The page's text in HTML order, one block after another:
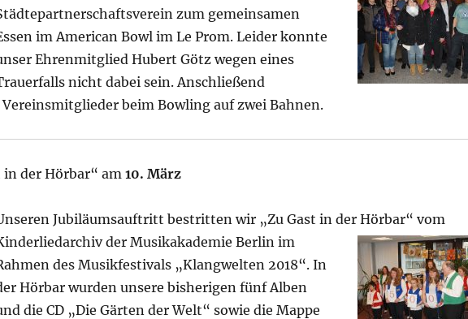
zum gemeinsamen
im American Bowl im Le Prom. Leider konnte
Ehrenmitglied Hubert Götz wegen eines
nicht dabei sein. Anschließend
beim Bowling auf zwei Bahnen.
in der Hörbar“ am10. März
Jubiläumsauftritt bestritten wir „Zu Gast in der Hörbar“vom
der Musikakademie Berlin im
des Musikfestivals „Klangwelten 2018“. In
Hörbar wurden unsere bisherigen fünf Alben
die CD „Die Gärten der Welt“ sowie die Mappe